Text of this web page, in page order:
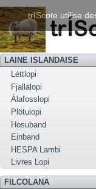
LAINE ISLANDAISE
Léttlopi
Fjallalopi
Álafosslopi
Plötulopi
Hosuband
Einband
HESPA Lambi
Livres Lopi
FILCOLANA
trIScote utilise